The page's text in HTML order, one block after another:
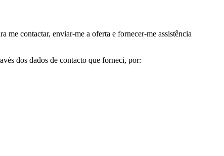
contactar, enviar-me a oferta e fornecer-me assistência
dos dados de contacto que forneci, por: